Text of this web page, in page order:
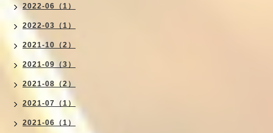
2022-06（1）
2022-03（1）
2021-10（2）
2021-09（3）
2021-08（2）
2021-07（1）
2021-06（1）